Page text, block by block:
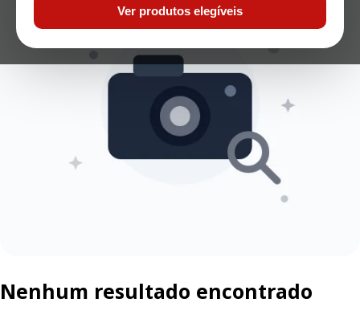
Ver produtos elegíveis
Nenhum resultado encontrado